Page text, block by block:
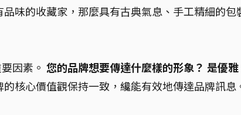
味的收藏家，那麼具有古典氣息、手工精細的包
因素。 您的品牌想要傳達什麼樣的形象？ 是優雅
核心價值觀保持一致，纔能有效地傳達品牌訊息